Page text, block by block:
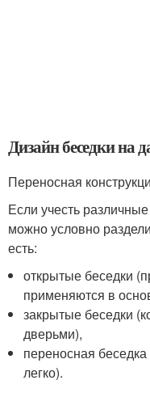
Дизайн беседки на
Переносная
Если учесть
можно условно
есть:
открытые беседки
применяются в
закрытые беседки
дверьми),
переносная
легко).